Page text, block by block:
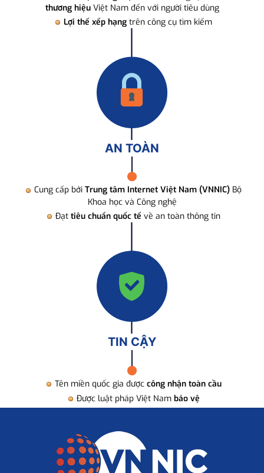
thương hiệuViệt Nam đến với người tiêu dùng
Lợi thế xếp hạng trên công cụ tìm kiếm
AN TOÀN
Cung cấp bởi Trung tâm Internet Việt Nam (VNNIC) Bộ
Khoa học và Công nghệ
Đạt tiêu chuẩn quốc tế về an toàn thông tin
TIN CẬY
Tên miền quốc gia được công nhận toàn cầu
Được luật pháp Việt Nam bảo vệ